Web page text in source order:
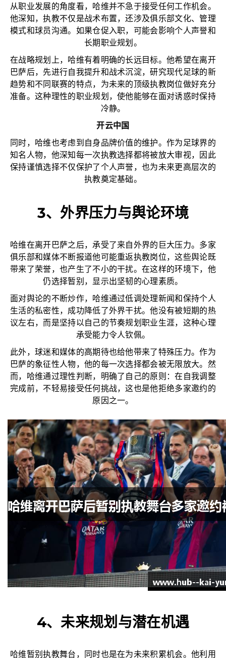
从职业发展的角度看，哈维并不急于接受任何工作机会。
他深知，执教不仅是战术布置，还涉及俱乐部文化、管理
模式和球员沟通。如果仓促入职，可能会影响个人声誉和
长期职业规划。
在战略规划上，哈维有着明确的长远目标。他希望在离开
巴萨后，先进行自我提升和战术沉淀，研究现代足球的新
趋势和不同联赛的特点，为未来的顶级执教岗位做好充分
准备。这种理性的职业规划，使他能够在面对诱惑时保持
冷静。
开云中国
同时，哈维也考虑到自身品牌价值的维护。作为足球界的
知名人物，他深知每一次执教选择都将被放大审视，因此
保持谨慎选择不仅保护了个人声誉，也为未来更高层次的
执教奠定基础。
3、外界压力与舆论环境
哈维在离开巴萨之后，承受了来自外界的巨大压力。多家
俱乐部和媒体不断报道他可能重返执教岗位，这些舆论既
带来了荣誉，也产生了不小的干扰。在这样的环境下，他
仍选择暂别，显示出坚韧的心理素质。
面对舆论的不断炒作，哈维通过低调处理新闻和保持个人
生活的私密性，成功降低了外界干扰。他没有被短期的热
议左右，而是坚持以自己的节奏规划职业生涯，这种心理
承受能力令人钦佩。
此外，球迷和媒体的高期待也给他带来了特殊压力。作为
巴萨的象征性人物，他的每一次选择都会被无限放大。然
而，哈维通过理性判断，明确了自己的原则：在自我调整
完成前，不轻易接受任何挑战，这也是他拒绝多家邀约的
原因之一。
4、未来规划与潜在机遇
哈维暂别执教舞台，同时也是在为未来积累机会。他利用